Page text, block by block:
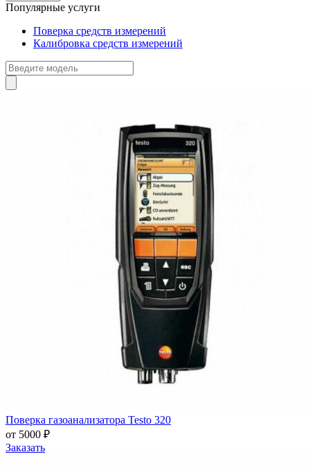
Популярные услуги
Поверка средств измерений
Калибровка средств измерений
Поверка газоанализатора Testo 320
от 5000 ₽
Заказать